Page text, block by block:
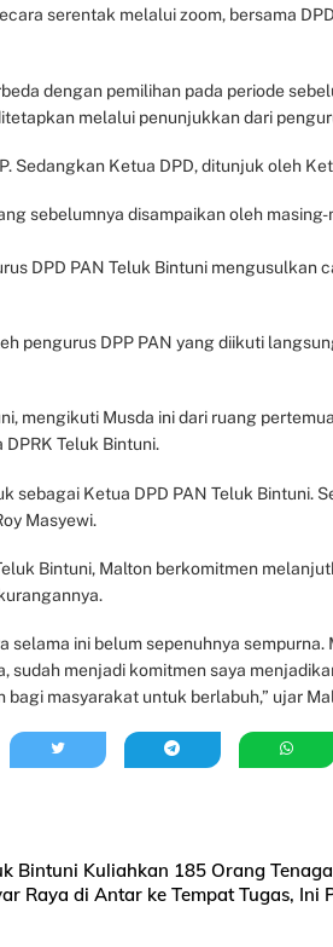
serentak melalui zoom, bersama
dengan pemilihan pada periode
melalui penunjukkan dari
Sedangkan Ketua DPD, ditunjuk oleh
sebelumnya disampaikan oleh
DPD PAN Teluk Bintuni mengusulkan
pengurus DPP PAN yang diikuti
mengikuti Musda ini dari ruang
Teluk Bintuni.
sebagai Ketua DPD PAN Teluk Bintuni.
Masyewi.
Bintuni, Malton berkomitmen
selama ini belum sepenuhnya
sudah menjadi komitmen saya
masyarakat untuk berlabuh,” ujar
Bintuni Kuliahkan 185 Orang
Raya di Antar ke Tempat Tugas, Ini